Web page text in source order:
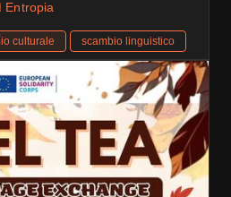
Entropia
culturale scambio linguistico